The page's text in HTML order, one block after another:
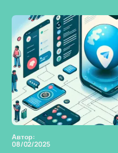
Автор:
08/02/2025